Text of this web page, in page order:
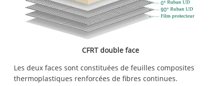
CFRT double face
Les deux faces sont constituées de feuilles composites
thermoplastiques renforcées de fibres continues.